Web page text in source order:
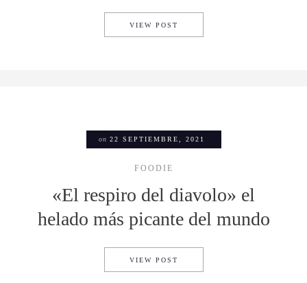
VIEW POST
on 22 SEPTIEMBRE, 2021
FOODIE
«El respiro del diavolo» el
helado más picante del mundo
VIEW POST